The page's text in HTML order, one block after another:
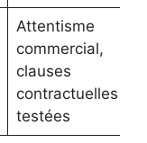
Attentisme
commercial,
clauses
contractuelles
testées